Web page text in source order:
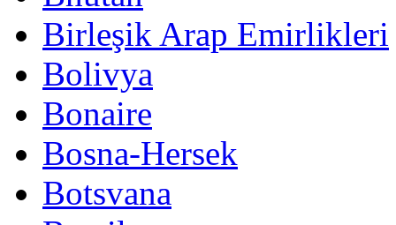
Birleşik Arap Emirlikleri
Bolivya
Bonaire
Bosna-Hersek
Botsvana